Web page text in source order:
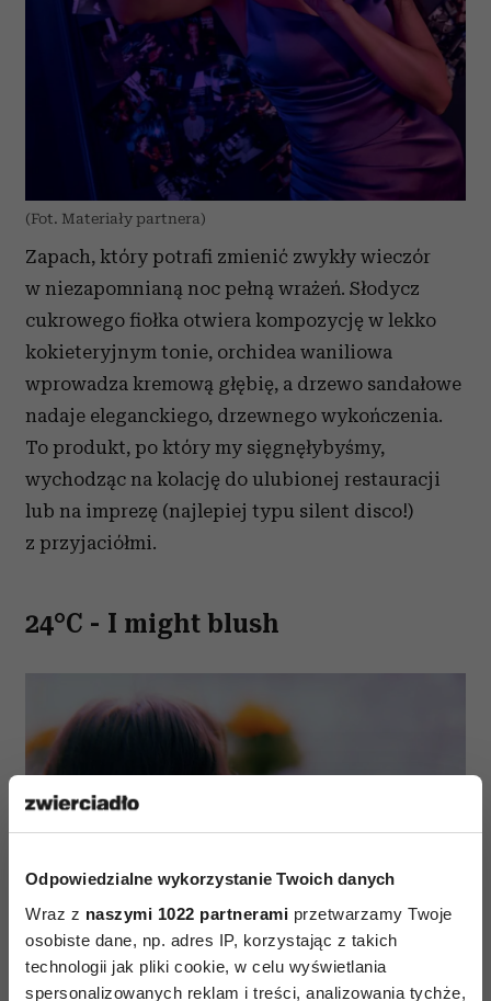
Odpowiedzialne wykorzystanie Twoich danych
Wraz z naszymi 1022 partnerami przetwarzamy Twoje
osobiste dane, np. adres IP, korzystając z takich
technologii jak pliki cookie, w celu wyświetlania
spersonalizowanych reklam i treści, analizowania tychże,
(Fot. Materiały partnera)
Zapach, który potrafi zmienić zwykły wieczór
w niezapomnianą noc pełną wrażeń. Słodycz
cukrowego fiołka otwiera kompozycję w lekko
kokieteryjnym tonie, orchidea waniliowa
wprowadza kremową głębię, a drzewo sandałowe
nadaje eleganckiego, drzewnego wykończenia.
To produkt, po który my sięgnęłybyśmy,
wychodząc na kolację do ulubionej restauracji
lub na imprezę (najlepiej typu silent disco!)
z przyjaciółmi.
24°C - I might blush